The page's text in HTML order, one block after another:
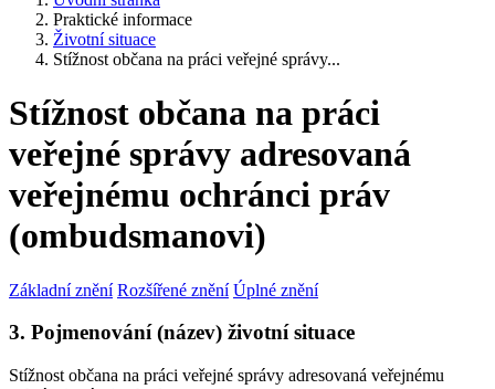
Praktické informace
Životní situace
Stížnost občana na práci veřejné správy...
Stížnost občana na práci
veřejné správy adresovaná
veřejnému ochránci práv
(ombudsmanovi)
Základní znění Rozšířené znění Úplné znění
3. Pojmenování (název) životní situace
Stížnost občana na práci veřejné správy adresovaná veřejnému